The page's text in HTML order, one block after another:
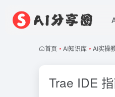
首页 • AI知识库 • AI实操
Trae IDE